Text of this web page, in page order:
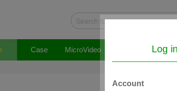
Case MicroVideo Video
Log in
Account